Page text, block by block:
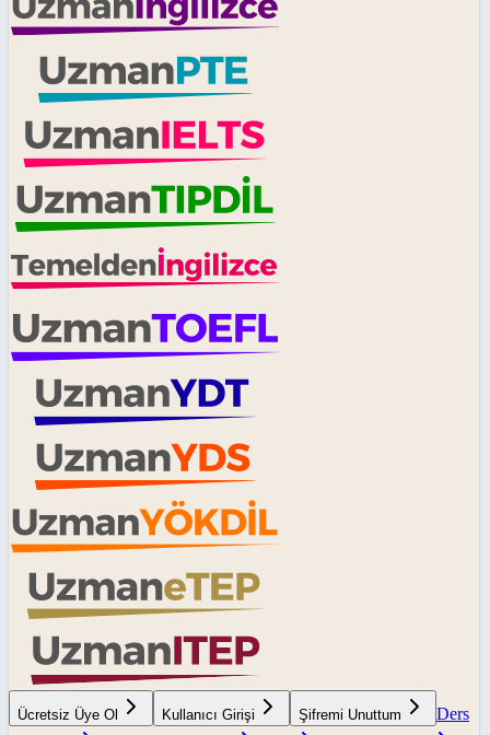
Ücretsiz Üye Ol Kullanıcı Girişi Şifremi Unuttum
Ders